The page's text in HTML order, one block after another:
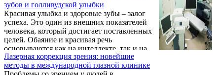
вынужденному решению. Удаление
простаты или ее части – это хирургическая
операция, которая выполняется по ряду
причин. Выделяется несколько стадий
заболевания простаты, однако не всегда
можно на ранней стадии распознать то или
заболевание. Поэтому, важно обратиться к
квалифицированному ...
зубов и голливудской улыбки
Красивая улыбка и здоровые зубы – залог
успеха. Это один из внешних показателей
человека, который достигает поставленных
целей. Обаяние и красивая речь
основываются как на интеллекте, так и на
том, чтобы человек не стеснялся говорить и
не прикрывал бы рот рукой при смехе.
Лазерная коррекция зрения: новейшие
методы в международной глазной клинике